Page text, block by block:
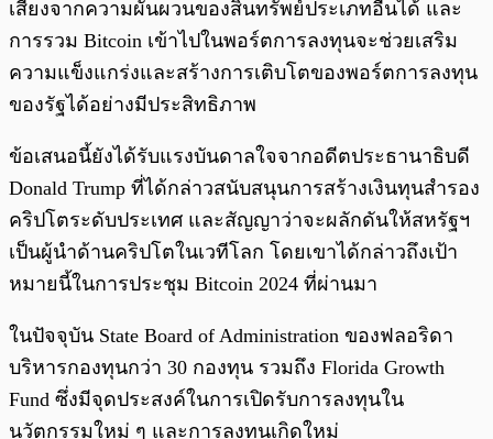
เสี่ยงจากความผันผวนของสินทรัพย์ประเภทอื่นได้ และ
การรวม Bitcoin เข้าไปในพอร์ตการลงทุนจะช่วยเสริม
ความแข็งแกร่งและสร้างการเติบโตของพอร์ตการลงทุน
ของรัฐได้อย่างมีประสิทธิภาพ
ข้อเสนอนี้ยังได้รับแรงบันดาลใจจากอดีตประธานาธิบดี
Donald Trump ที่ได้กล่าวสนับสนุนการสร้างเงินทุนสำรอง
คริปโตระดับประเทศ และสัญญาว่าจะผลักดันให้สหรัฐฯ
เป็นผู้นำด้านคริปโตในเวทีโลก โดยเขาได้กล่าวถึงเป้า
หมายนี้ในการประชุม Bitcoin 2024 ที่ผ่านมา
ในปัจจุบัน State Board of Administration ของฟลอริดา
บริหารกองทุนกว่า 30 กองทุน รวมถึง Florida Growth
Fund ซึ่งมีจุดประสงค์ในการเปิดรับการลงทุนใน
นวัตกรรมใหม่ ๆ และการลงทุนเกิดใหม่